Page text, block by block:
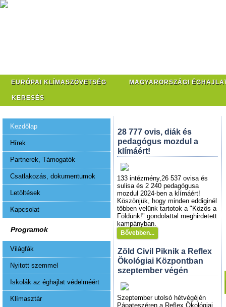
EURÓPAI KLÍMASZÖVETSÉG MAGYARORSZÁGI
KERESÉS
Kezdőlap
Hírek
Partnerek, Támogatók
Csatlakozás, dokumentumok
Letöltések
Kapcsolat
Programok
Világfák
Nyitott szemmel
Iskolák az éghajlat védelméért
Klímasztár
28 777 ovis, diák és
pedagógus mozdul a
klímáért!
133 intézmény,26 537 ovisa és
sulisa és 2 240 pedagógusa
mozdul 2024-ben a klímáért!
Köszönjük, hogy minden eddiginél
többen velünk tartotok a "Közös a
Földünk!" gondolattal meghirdetett
kampányban.
Bővebben...
Zöld Civil Piknik a Reflex
Ökológiai Központban
szeptember végén
Szeptember utolsó hétvégéjén
Pápateszéren a Reflex Ökológiai